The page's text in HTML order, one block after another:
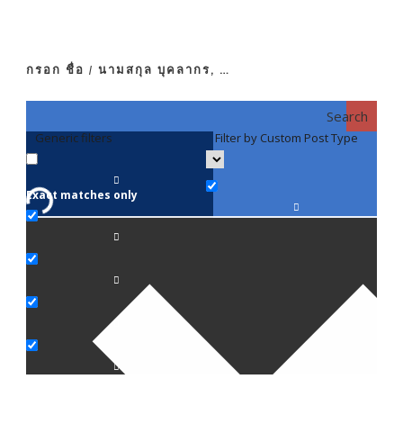
กรอก ชื่อ / นามสกุล บุคลากร, …
Search
Generic filters
Exact matches only
Filter by Custom Post Type